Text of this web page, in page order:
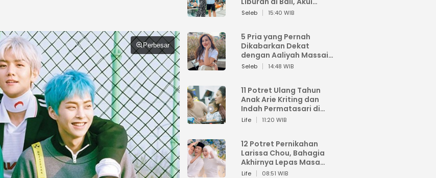
Perbesar
Nyaman dan Kian Mesra
Seleb 15:40 WIB
5 Pria yang Pernah
Dikabarkan Dekat
dengan Aaliyah Massaid,
Terkini Thariq Halilintar
Seleb 14:48 WIB
11 Potret Ulang Tahun
Anak Arie Kriting dan
Indah Permatasari di
Rumah Baru
Life 11:20 WIB
12 Potret Pernikahan
Larissa Chou, Bahagia
Akhirnya Lepas Masa
Janda
Life 08:51 WIB